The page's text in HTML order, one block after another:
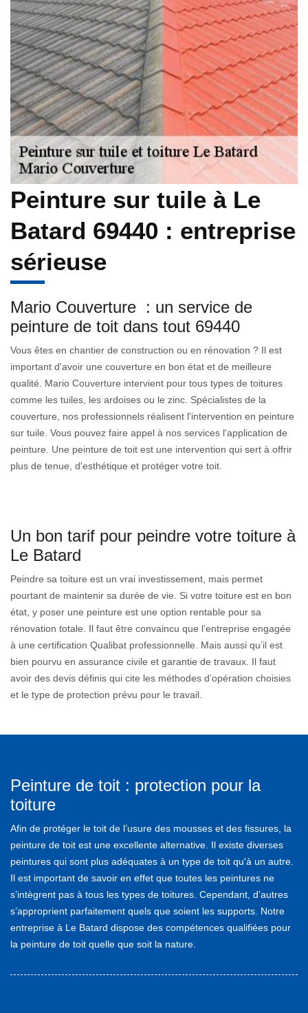
Peinture sur tuile à Le
Batard 69440 : entreprise
sérieuse
Mario Couverture : un service de
peinture de toit dans tout 69440
Vous êtes en chantier de construction ou en rénovation ? Il est
important d'avoir une couverture en bon état et de meilleure
qualité. Mario Couverture intervient pour tous types de toitures
comme les tuiles, les ardoises ou le zinc. Spécialistes de la
couverture, nos professionnels réalisent l'intervention en peinture
sur tuile. Vous pouvez faire appel à nos services l'application de
peinture. Une peinture de toit est une intervention qui sert à offrir
plus de tenue, d'esthétique et protéger votre toit.
Un bon tarif pour peindre votre toiture à
Le Batard
Peindre sa toiture est un vrai investissement, mais permet
pourtant de maintenir sa durée de vie. Si votre toiture est en bon
état, y poser une peinture est une option rentable pour sa
rénovation totale. Il faut être convaincu que l’entreprise engagée
à une certification Qualibat professionnelle. Mais aussi qu’il est
bien pourvu en assurance civile et garantie de travaux. Il faut
avoir des devis définis qui cite les méthodes d’opération choisies
et le type de protection prévu pour le travail.
Peinture de toit : protection pour la
toiture
Afin de protéger le toit de l’usure des mousses et des fissures, la
peinture de toit est une excellente alternative. Il existe diverses
peintures qui sont plus adéquates à un type de toit qu'à un autre.
Il est important de savoir en effet que toutes les peintures ne
s’intègrent pas à tous les types de toitures. Cependant, d’autres
s’approprient parfaitement quels que soient les supports. Notre
entreprise à Le Batard dispose des compétences qualifiées pour
la peinture de toit quelle que soit la nature.